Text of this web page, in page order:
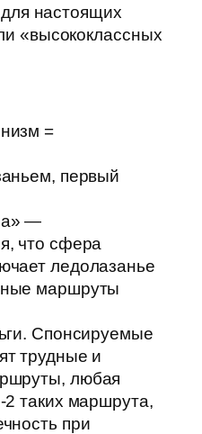
настоящих
«высококлассных
=
первый
—
что сфера
ледолазанье
маршруты
Спонсируемые
трудные и
любая
2 таких маршрута,
при